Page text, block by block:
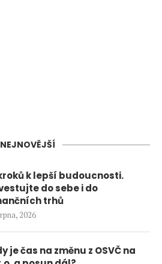
NEJNOVĚJŠÍ
k lepší budoucnosti.
do sebe i do
trhů
2026
je čas na změnu z OSVČ na